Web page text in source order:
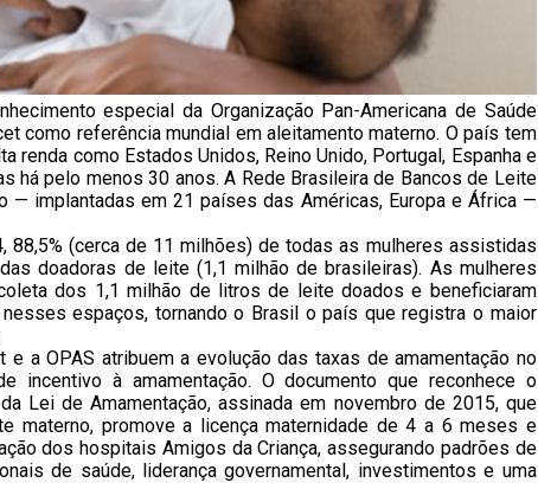
especial da Organização Pan-Americana de Saúde
como referência mundial em aleitamento materno. O país tem
renda como Estados Unidos, Reino Unido, Portugal, Espanha e
há pelo menos 30 anos. A Rede Brasileira de Bancos de Leite
— implantadas em 21 países das Américas, Europa e África —
88,5% (cerca de 11 milhões) de todas as mulheres assistidas
doadoras de leite (1,1 milhão de brasileiras). As mulheres
dos 1,1 milhão de litros de leite doados e beneficiaram
espaços, tornando o Brasil o país que registra o maior
a OPAS atribuem a evolução das taxas de amamentação no
incentivo à amamentação. O documento que reconhece o
Lei de Amamentação, assinada em novembro de 2015, que
materno, promove a licença maternidade de 4 a 6 meses e
dos hospitais Amigos da Criança, assegurando padrões de
de saúde, liderança governamental, investimentos e uma